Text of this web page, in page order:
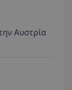
Αυστρία